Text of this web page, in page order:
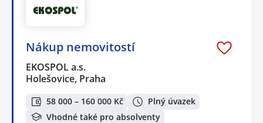
Nákup nemovitostí
EKOSPOL a.s.
Holešovice, Praha
58 000 – 160 000 Kč
Plný úvazek
Vhodné také pro absolventy